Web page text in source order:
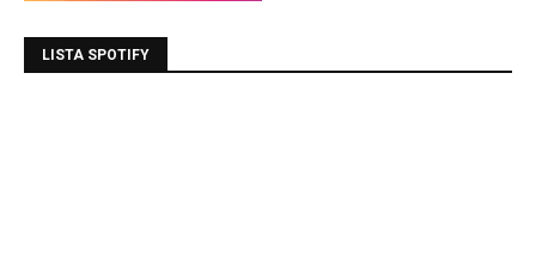
LISTA SPOTIFY